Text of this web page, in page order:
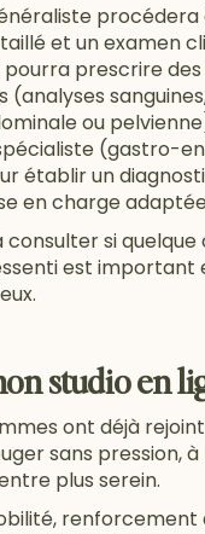
procédera
et un examen
prescrire
ou
(gastro-
établir un
en charge
consulter si quelque
est important
studio en
ont déjà
sans pression,
plus serein.
renforcement